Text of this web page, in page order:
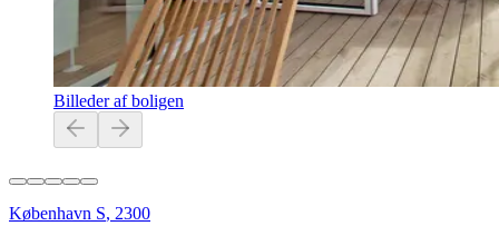
Billeder af boligen
København S, 2300